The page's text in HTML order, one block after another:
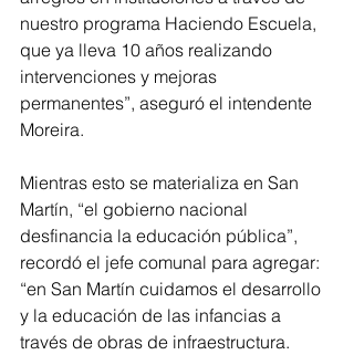
nuestro programa Haciendo Escuela,
que ya lleva 10 años realizando
intervenciones y mejoras
permanentes”, aseguró el intendente
Moreira.
Mientras esto se materializa en San
Martín, “el gobierno nacional
desfinancia la educación pública”,
recordó el jefe comunal para agregar:
“en San Martín cuidamos el desarrollo
y la educación de las infancias a
través de obras de infraestructura.